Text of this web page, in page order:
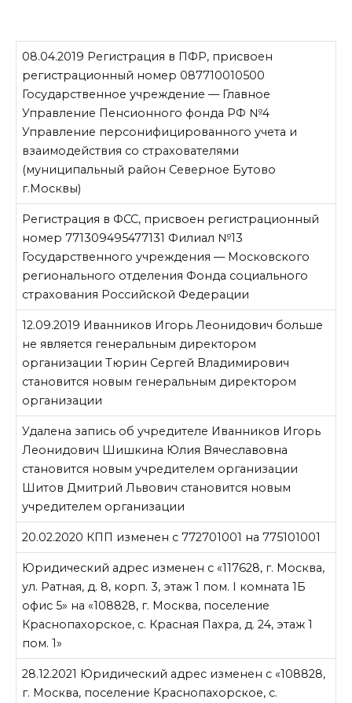
08.04.2019 Регистрация в ПФР, присвоен
регистрационный номер 087710010500
Государственное учреждение — Главное
Управление Пенсионного фонда РФ №4
Управление персонифицированного учета и
взаимодействия со страхователями
(муниципальный район Северное Бутово
г.Москвы)
Регистрация в ФСС, присвоен регистрационный
номер 771309495477131 Филиал №13
Государственного учреждения — Московского
регионального отделения Фонда социального
страхования Российской Федерации
12.09.2019 Иванников Игорь Леонидович больше
не является генеральным директором
организации Тюрин Сергей Владимирович
становится новым генеральным директором
организации
Удалена запись об учредителе Иванников Игорь
Леонидович Шишкина Юлия Вячеславовна
становится новым учредителем организации
Шитов Дмитрий Львович становится новым
учредителем организации
20.02.2020 КПП изменен с 772701001 на 775101001
Юридический адрес изменен с «117628, г. Москва,
ул. Ратная, д. 8, корп. 3, этаж 1 пом. I комната 1Б
офис 5» на «108828, г. Москва, поселение
Краснопахорское, с. Красная Пахра, д. 24, этаж 1
пом. 1»
28.12.2021 Юридический адрес изменен с «108828,
г. Москва, поселение Краснопахорское, с.